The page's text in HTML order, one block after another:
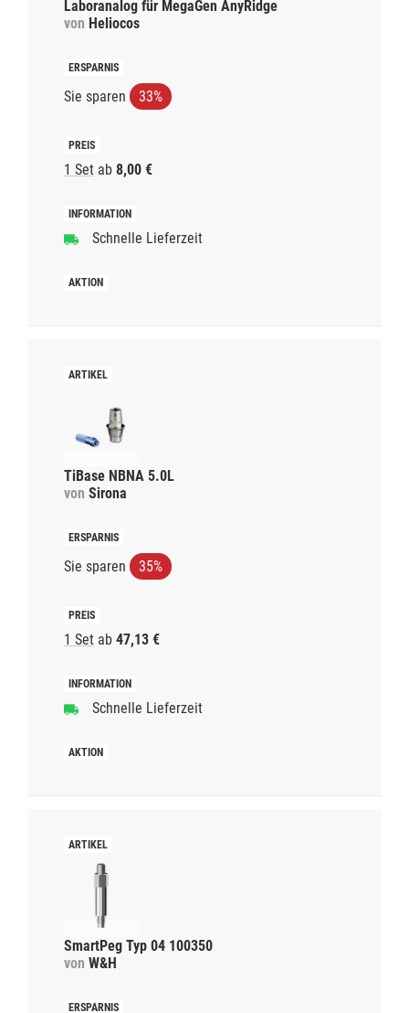
Laboranalog für MegaGen AnyRidge
von Heliocos
Sie sparen 33%
1 Set ab 8,00 €
Schnelle Lieferzeit
TiBase NBNA 5.0L
von Sirona
Sie sparen 35%
1 Set ab 47,13 €
Schnelle Lieferzeit
SmartPeg Typ 04 100350
von W&H